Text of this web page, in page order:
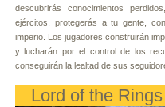
descubrirás conocimientos
ejércitos, protegerás a tu gente,
imperio. Los jugadores construirán
y lucharán por el control de los
conseguirán la lealtad de sus
Lord of the